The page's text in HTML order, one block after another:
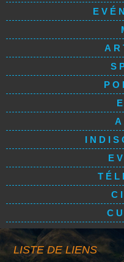
LISTE DE LIENS